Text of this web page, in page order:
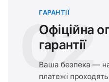
02
ГАРАНТІЇ
Офіційна
гарантії
Ваша безпека —
платежі